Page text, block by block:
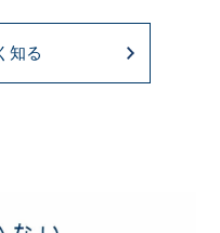
知る